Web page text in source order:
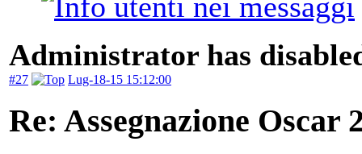
Administrator has
#27 Lug-18-15 15:12:00
Re: Assegnazione Oscar